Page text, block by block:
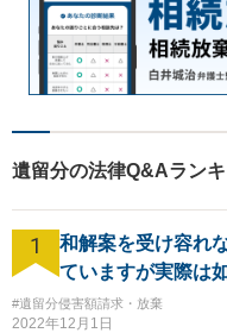
遺留分の法律Q&Aラン
1
和解案を受け容れ
ていますが実際は
#遺留分侵害額請求・放棄
2022年12月1日